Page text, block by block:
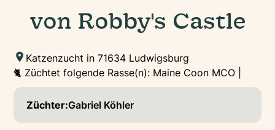
von Robby's Castle
Katzenzucht in 71634 Ludwigsburg
🐈 Züchtet folgende Rasse(n): Maine Coon MCO |
Züchter:Gabriel Köhler